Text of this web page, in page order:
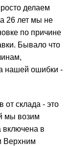
делаем
26 лет мы не
по причине
Бывало что
нашей ошибки -
от склада - это
мы возим
в
Верхним